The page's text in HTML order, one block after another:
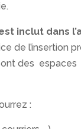
inclut dans
de l’insertion
des espaces
: